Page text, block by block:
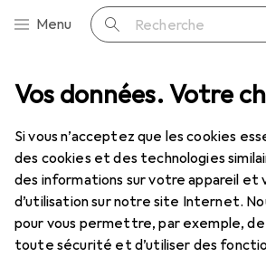
Vos données. Votre
Si vous n’acceptez que les cookies
des cookies et des technologies
des informations sur votre appareil
d’utilisation sur notre site Internet.
pour vous permettre, par exemple,
toute sécurité et d’utiliser des
Navigation par catégorie
Menu Recherche
Chaise de bureau Topstar Express
EUR
282,75
Topstar
Express 10